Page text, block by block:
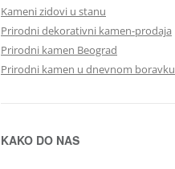
Kameni zidovi u stanu
Prirodni dekorativni kamen-prodaja
Prirodni kamen Beograd
Prirodni kamen u dnevnom boravku
KAKO DO NAS